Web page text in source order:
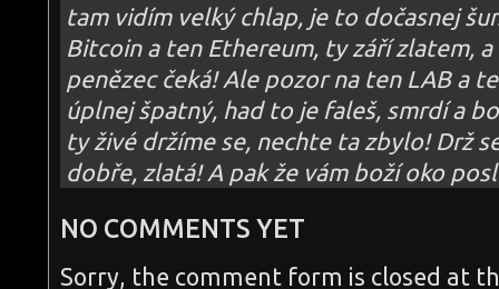
tam vidím velký chlap, je to dočasnej
Bitcoin a ten Ethereum, ty září zlatem,
penězec čeká! Ale pozor na ten LAB a
úplnej špatný, had to je faleš, smrdí a
ty živé držíme se, nechte ta zbylo! Drž
dobře, zlatá! A pak že vám boží oko
NO COMMENTS YET
Sorry, the comment form is closed at